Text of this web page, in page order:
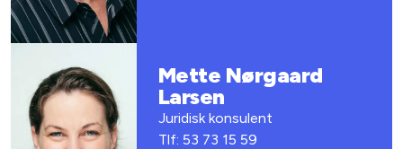
Mette Nørgaard
Larsen
Juridisk konsulent
Tlf: 53 73 15 59